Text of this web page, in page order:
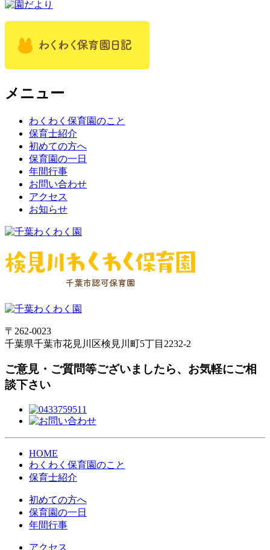
メニュー
わくわく保育園のこと
保育士紹介
初めての方へ
保育園の一日
年間行事
お問い合わせ
アクセス
お知らせ
〒262-0023
千葉県千葉市花見川区検見川町5丁目2232-2
ご意見・ご質問等ございましたら、お気軽にご相
談下さい
HOME
わくわく保育園のこと
保育士紹介
初めての方へ
保育園の一日
年間行事
アクセス